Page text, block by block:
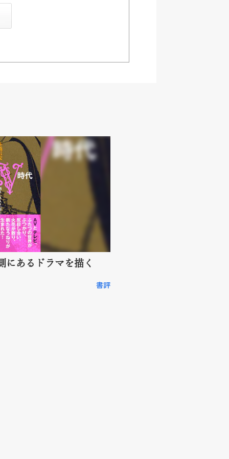
にあるドラマを描く
書評